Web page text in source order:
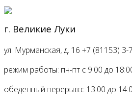
г. Великие Луки
ул. Мурманская, д. 16 +7 (81153) 3-
режим работы: пн-пт с 9:00 до
обеденный перерыв:с 13:00 до